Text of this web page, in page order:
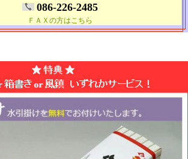
086-226-2485
ＦＡＸの方はこちら